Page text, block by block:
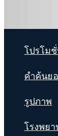
โปรโม
คำค้นย
รูปภาพ
โรงพยา